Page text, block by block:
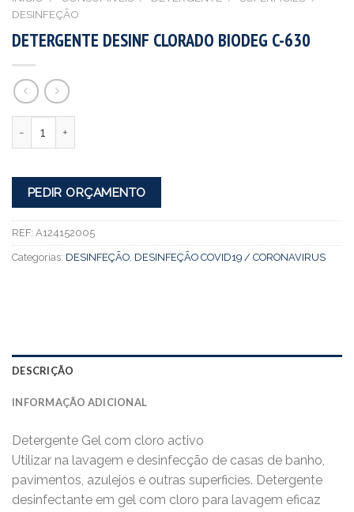
DESINFEÇÃO
DETERGENTE DESINF CLORADO BIODEG C-630
PEDIR ORÇAMENTO
REF: A124152005
Categorias: DESINFEÇÃO DESINFEÇÃO COVID19 / CORONAVIRUS
DESCRIÇÃO
INFORMAÇÃO ADICIONAL
Detergente Gel com cloro activo
Utilizar na lavagem e desinfecção de casas de banho,
pavimentos, azulejos e outras superficies. Detergente
desinfectante em gel com cloro para lavagem eficaz